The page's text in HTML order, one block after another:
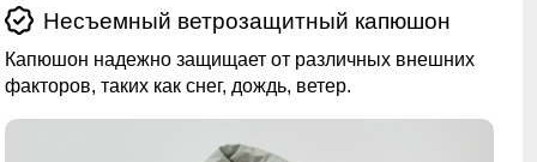
Несъемный ветрозащитный капюшон
Капюшон надежно защищает от различных внешних
факторов, таких как снег, дождь, ветер.